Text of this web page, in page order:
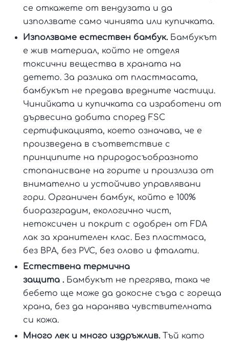
се откажете от вендузата и да
използвате само чинията или купичката.
Използваме естествен бамбук. Бамбукът
е жив материал, който не отделя
токсични вещества в храната на
детето. За разлика от пластмасата,
бамбукът не предава вредните частици.
Чинийката и купичката са изработени от
дървесина добита според FSC
сертификацията, което означава, че е
произведена в съответствие с
принципите на природосъобразното
стопанисване на горите и произлиза от
внимателно и устойчиво управлявани
гори. Органичен бамбук, който е 100%
биоразградим, екологично чист,
нетоксичен и покрит с одобрен от FDA
лак за хранителен клас. Без пластмаса,
без BPA, без PVC, без олово и фталати.
Естествена термична
защита . Бамбукът не прегрява, така че
бебето ще може да докосне съда с гореща
храна, без да наранява чувствителната
си кожа.
Много лек и много издръжлив. Тъй като